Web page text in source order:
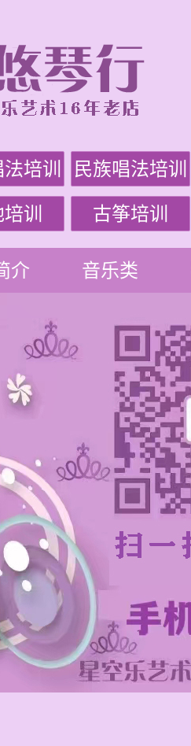
培训 民族唱法培训
训 古筝培训
介 音乐类